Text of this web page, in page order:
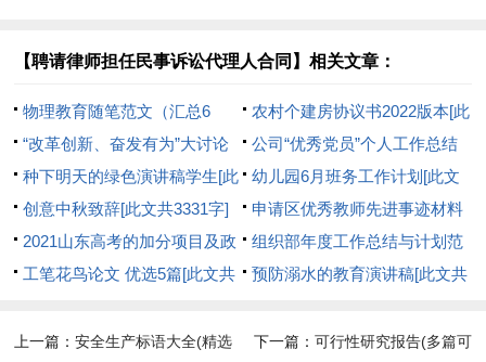
【聘请律师担任民事诉讼代理人合同】相关文章：
物理教育随笔范文（汇总6
篇）[此文共13065字]
农村个建房协议书2022版本[此
文共3307字]
“改革创新、奋发有为”大讨论
专题组织生活会对照检查材料
[此文共1605字]
公司“优秀党员”个人工作总结
[此文共869字]
种下明天的绿色演讲稿学生[此
文共3629字]
幼儿园6月班务工作计划[此文
共2666字]
创意中秋致辞[此文共3331字]
申请区优秀教师先进事迹材料
[此文共1274字]
2021山东高考的加分项目及政
策[此文共1842字]
组织部年度工作总结与计划范
本[此文共8986字]
工笔花鸟论文 优选5篇[此文共
预防溺水的教育演讲稿[此文共
上一篇：安全生产标语大全(精选 下一篇： 可行性研究报告(多篇可